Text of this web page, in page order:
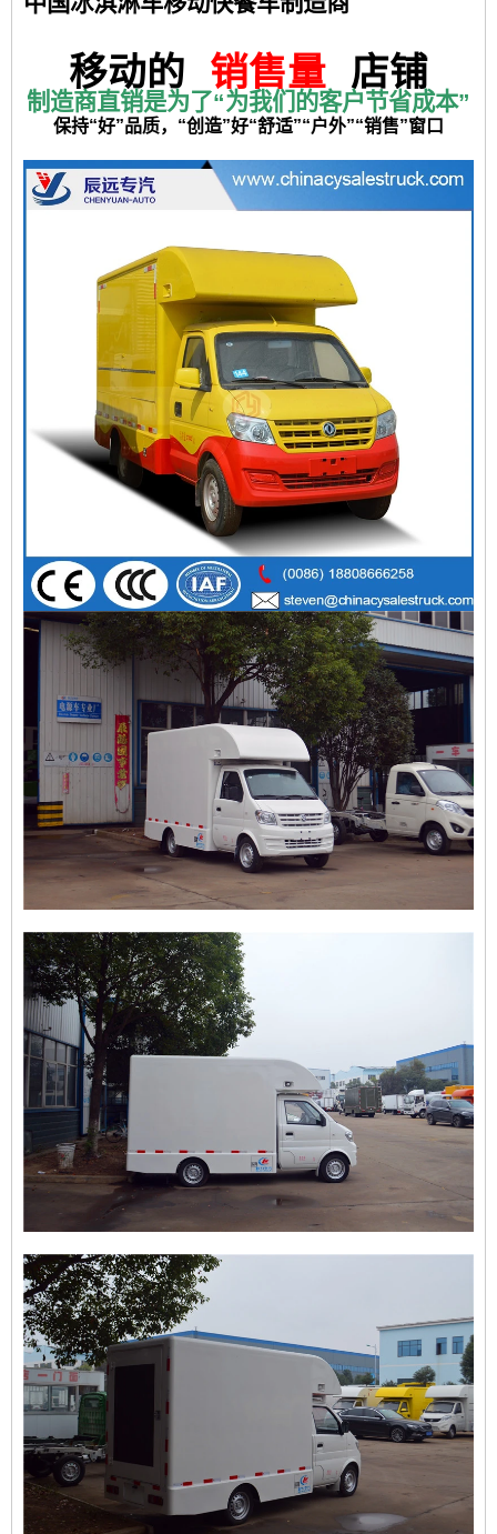
移动的 销售量 店铺
制造商直销是为了“为我们的客户节省成本”
保持“好”品质，“创造”好“舒适”“户外”“销售”窗口